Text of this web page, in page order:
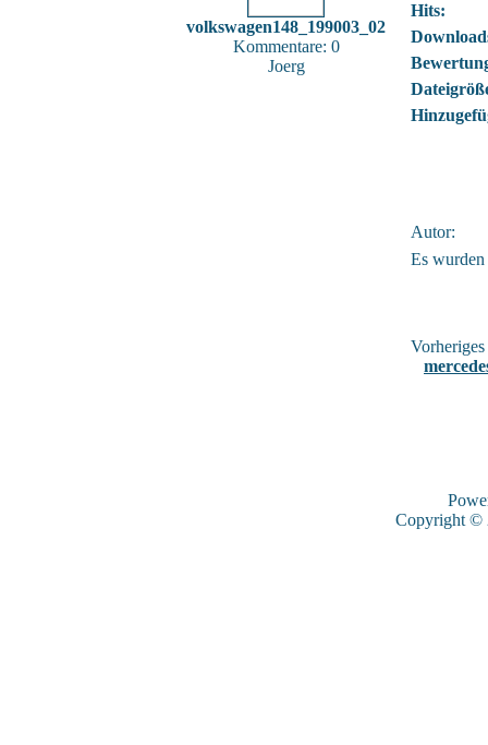
volkswagen148_199003_02
Kommentare: 0
Joerg
Hits:
Autor:
Es wurden
Copyright ©